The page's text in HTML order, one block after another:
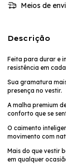
Meios de
Descrição
Feita para durar e
resistência em
Sua gramatura
presença no vestir.
A malha premium
conforto que se
O caimento
movimento com
Mais do que vestir
em qualquer